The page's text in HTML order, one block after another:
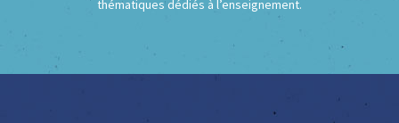
thématiques dédiés à l’enseignement.